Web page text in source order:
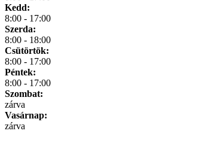
Kedd:
8:00 - 17:00
Szerda:
8:00 - 18:00
Csütörtök:
8:00 - 17:00
Péntek:
8:00 - 17:00
Szombat:
zárva
Vasárnap:
zárva